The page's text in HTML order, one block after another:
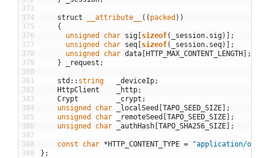
373
374
375
376
377
378
379
380
381
382
383
384
385
386
387
388
389
struct __attribute__ ( ( packed ) )
{
unsigned
char sig [sizeof( _session. sig) ] ;
unsigned
char seq [sizeof( _session. seq) ] ;
unsigned
char data [HTTP_MAX_CONTENT_LENGTH] ;
}
_request ;
std :: string _deviceIp;
HttpClient
_http;
Crypt
_crypt ;
unsigned
char _localSeed [TAPO_SEED_SIZE] ;
unsigned
char _remoteSeed [TAPO_SEED_SIZE] ;
unsigned
char _authHash [TAPO_SHA256_SIZE] ;
const char *HTTP_CONTENT_TYPE =
"application/
} ;